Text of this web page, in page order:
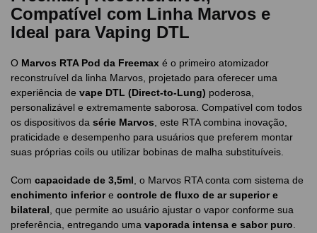
Compatível com Linha Marvos e
Ideal para Vaping DTL
O Marvos RTA Pod da Freemax é o primeiro atomizador
reconstruível da linha Marvos, projetado para oferecer uma
experiência de vape DTL (Direct-to-Lung) poderosa,
personalizável e extremamente saborosa. Compatível com todos
os dispositivos da série Marvos , este RTA combina inovação,
praticidade e desempenho para usuários que preferem montar
suas próprias coils ou utilizar bobinas de malha substituíveis.
Com capacidade de 3,5ml, o Marvos RTA conta com sistema de
enchimento inferiore controle de fluxo de ar superior e
bilateral, que permite ao usuário ajustar o vapor conforme sua
preferência, entregando uma vaporada intensa e sabor puro.